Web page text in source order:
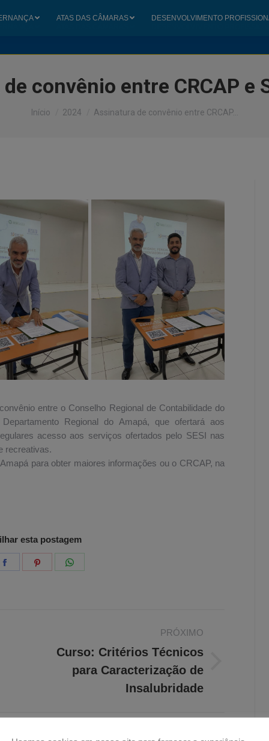
convênio entre CRCAP e
Início 2024 Assinatura de convênio entre CRCAP…
entre o Conselho Regional de Contabilidade do
Regional do Amapá, que ofertará aos
acesso aos serviços ofertados pelo SESI nas
recreativas.
para obter maiores informações ou o CRCAP, na
esta postagem
Share
Share
Share
PRÓXIMO
Curso: Critérios Técnicos
para Caracterização de
Insalubridade
ATAS DAS CÂMARAS DESENVOLVIMENTO